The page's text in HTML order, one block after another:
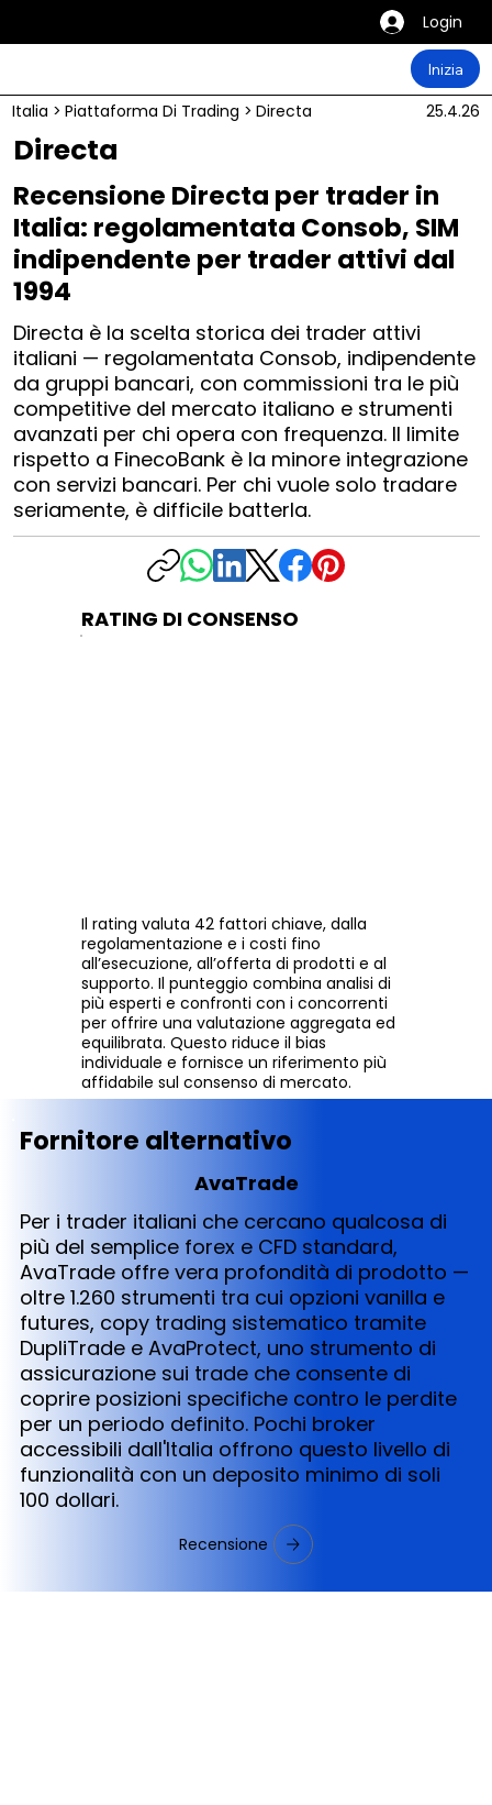
Login
Inizia
Italia > Piattaforma Di Trading > Directa 25.4.26
Directa
Recensione Directa per trader in
Italia: regolamentata Consob, SIM
indipendente per trader attivi dal
1994
Directa è la scelta storica dei trader attivi
italiani — regolamentata Consob, indipendente
da gruppi bancari, con commissioni tra le più
competitive del mercato italiano e strumenti
avanzati per chi opera con frequenza. Il limite
rispetto a FinecoBank è la minore integrazione
con servizi bancari. Per chi vuole solo tradare
seriamente, è difficile batterla.
RATING DI CONSENSO
Il rating valuta 42 fattori chiave, dalla
regolamentazione e i costi fino
all’esecuzione, all’offerta di prodotti e al
supporto. Il punteggio combina analisi di
più esperti e confronti con i concorrenti
per offrire una valutazione aggregata ed
equilibrata. Questo riduce il bias
individuale e fornisce un riferimento più
affidabile sul consenso di mercato.
Fornitore alternativo
AvaTrade
Per i trader italiani che cercano qualcosa di
più del semplice forex e CFD standard,
AvaTrade offre vera profondità di prodotto —
oltre 1.260 strumenti tra cui opzioni vanilla e
futures, copy trading sistematico tramite
DupliTrade e AvaProtect, uno strumento di
assicurazione sui trade che consente di
coprire posizioni specifiche contro le perdite
per un periodo definito. Pochi broker
accessibili dall'Italia offrono questo livello di
funzionalità con un deposito minimo di soli
100 dollari.
Recensione